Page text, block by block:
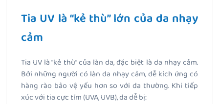
Tia UV là “kẻ thù” lớn của da nhạy
cảm
Tia UV là “kẻ thù” của làn da, đặc biệt là da nhạy cảm.
Bởi những người có làn da nhạy cảm, dễ kích ứng có
hàng rào bảo vệ yếu hơn so với da thường. Khi tiếp
xúc với tia cực tím (UVA, UVB), da dễ bị: